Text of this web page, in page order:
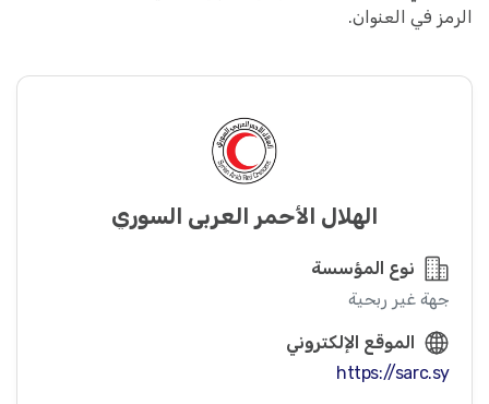
الرمز في العنوان.
الهلال الأحمر العربي السوري
نوع المؤسسة
جهة غير ربحية
الموقع الإلكتروني
https://sarc.sy